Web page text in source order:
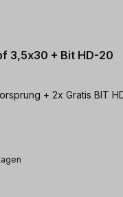
3,5x30 + Bit HD-20